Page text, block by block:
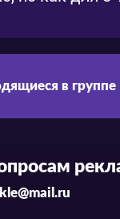
в группе